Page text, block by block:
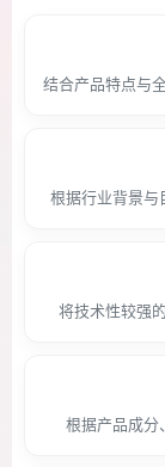
结合产品特点与
根据行业背景与
将技术性较强
根据产品成分